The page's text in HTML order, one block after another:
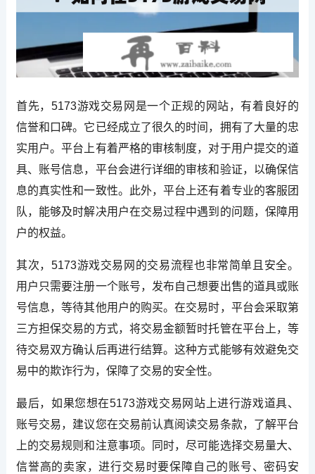
首先，5173游戏交易网是一个正规的网站，有着良好的
信誉和口碑。它已经成立了很久的时间，拥有了大量的忠
实用户。平台上有着严格的审核制度，对于用户提交的道
具、账号信息，平台会进行详细的审核和验证，以确保信
息的真实性和一致性。此外，平台上还有着专业的客服团
队，能够及时解决用户在交易过程中遇到的问题，保障用
户的权益。
其次，5173游戏交易网的交易流程也非常简单且安全。
用户只需要注册一个账号，发布自己想要出售的道具或账
号信息，等待其他用户的购买。在交易时，平台会采取第
三方担保交易的方式，将交易金额暂时托管在平台上，等
待交易双方确认后再进行结算。这种方式能够有效避免交
易中的欺诈行为，保障了交易的安全性。
最后，如果您想在5173游戏交易网站上进行游戏道具、
账号交易，建议您在交易前认真阅读交易条款，了解平台
上的交易规则和注意事项。同时，尽可能选择交易量大、
信誉高的卖家，进行交易时要保障自己的账号、密码安